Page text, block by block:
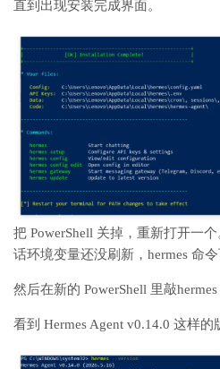
直到出现安装完成界面。
把 PowerShell 关掉，重新打开一
话环境变量还没刷新，hermes 命令
然后在新的 PowerShell 里敲
看到 Hermes Agent v0.14.0 这样的